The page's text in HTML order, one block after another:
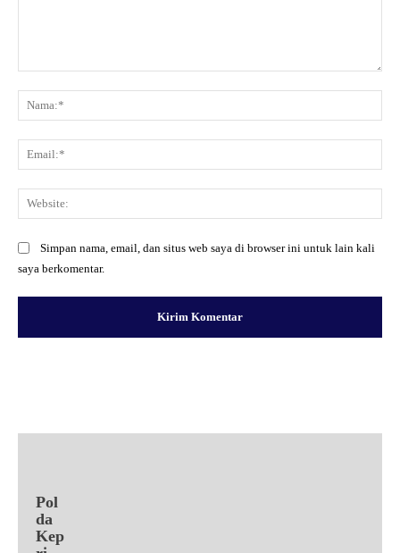
Simpan nama, email, dan situs web saya di browser ini untuk lain kali
saya berkomentar.
Pol
da
Kep